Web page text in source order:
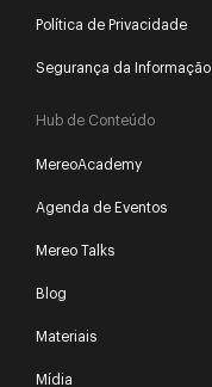
Política de Privacidade
Segurança da Informação
Hub de Conteúdo
MereoAcademy
Agenda de Eventos
Mereo Talks
Blog
Materiais
Mídia